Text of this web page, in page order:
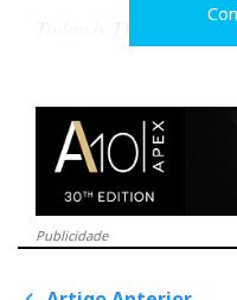
Today is THE day to
Saudações
Audiophile greetings
Publicidade